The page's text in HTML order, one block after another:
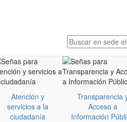
Atención y
servicios a la
ciudadanía
Transparencia
Acceso a
Información